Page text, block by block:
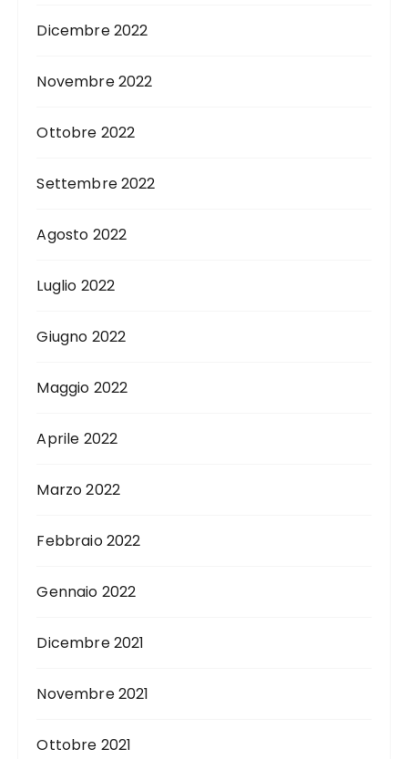
Dicembre 2022
Novembre 2022
Ottobre 2022
Settembre 2022
Agosto 2022
Luglio 2022
Giugno 2022
Maggio 2022
Aprile 2022
Marzo 2022
Febbraio 2022
Gennaio 2022
Dicembre 2021
Novembre 2021
Ottobre 2021